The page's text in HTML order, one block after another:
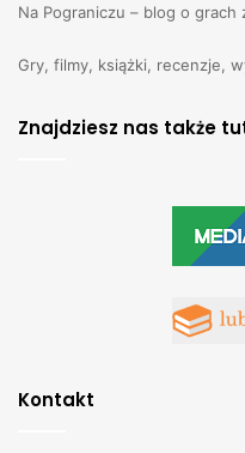
Na Pograniczu – blog o
Gry, filmy, książki, recenzje,
Znajdziesz nas także
Kontakt